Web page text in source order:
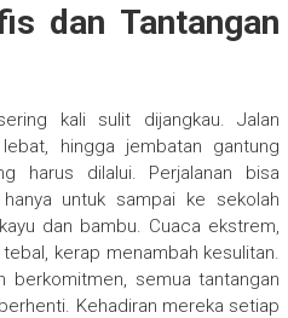
dan Tantangan
kali sulit dijangkau. Jalan
hingga jembatan gantung
harus dilalui. Perjalanan bisa
untuk sampai ke sekolah
dan bambu. Cuaca ekstrem,
kerap menambah kesulitan.
berkomitmen, semua tantangan
Kehadiran mereka setiap